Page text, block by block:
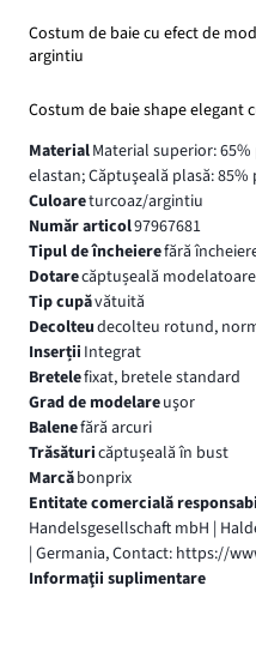
Costum de baie cu efect de
argintiu
Costum de baie shape elegant
MaterialMaterial superior:
elastan; Căptuşeală plasă:
Culoareturcoaz/argintiu
Număr articol97967681
Tipul de încheierefără
Dotarecăptușeală
Tip cupăvătuită
Decolteudecolteu rotund,
Inserții Integrat
Bretelefixat, bretele standard
Grad de modelareuşor
Balenefără arcuri
Trăsăturicăptușeală în bust
Marcăbonprix
Entitate comercială
Handelsgesellschaft mbH |
| Germania, Contact: https://
Informaţii suplimentare